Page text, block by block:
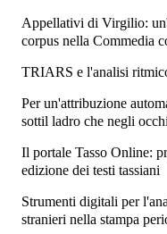
Appellativi di Virgilio:
corpus nella Commedia
TRIARS e l'analisi
Per un'attribuzione
sottil ladro che negli
Il portale Tasso Online:
edizione dei testi tassiani
Strumenti digitali per
stranieri nella stampa